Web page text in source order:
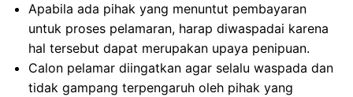
Apabila ada pihak yang menuntut pembayaran
untuk proses pelamaran, harap diwaspadai karena
hal tersebut dapat merupakan upaya penipuan.
Calon pelamar diingatkan agar selalu waspada dan
tidak gampang terpengaruh oleh pihak yang